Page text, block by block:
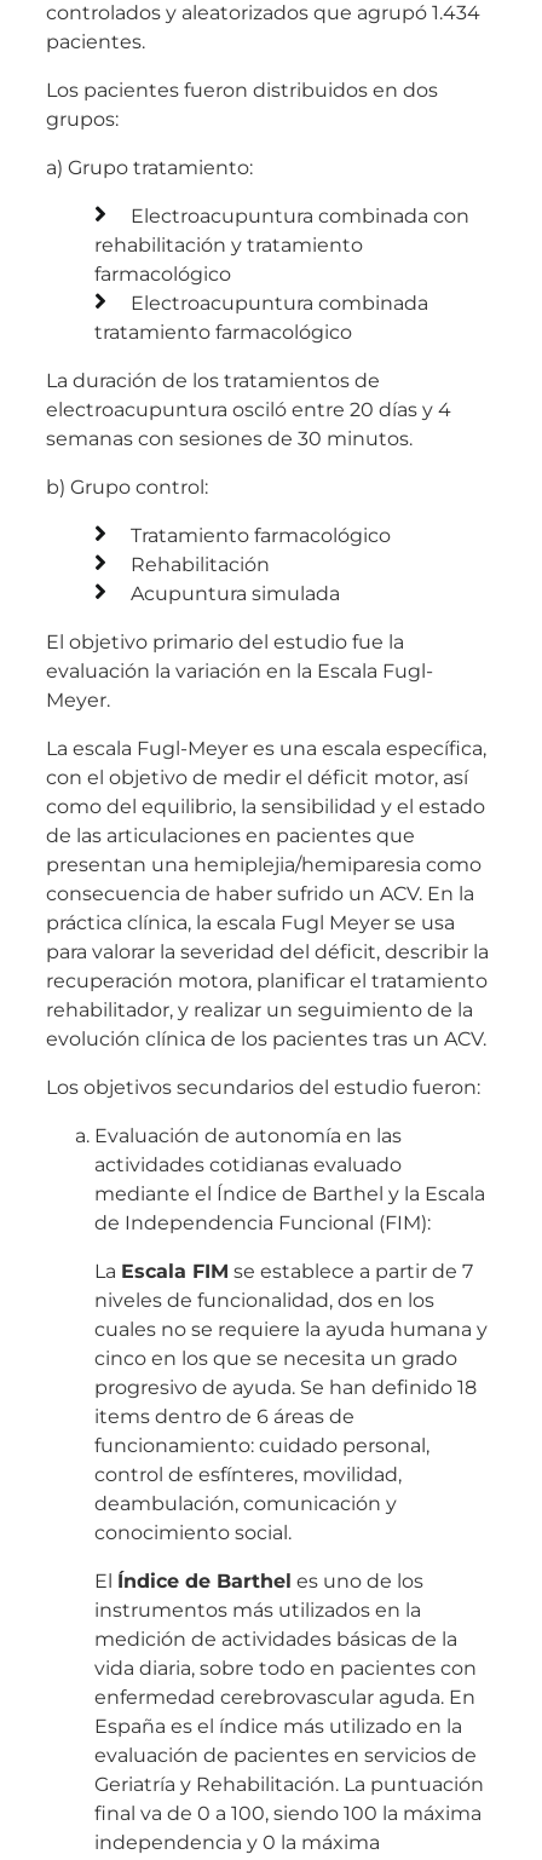
controlados y aleatorizados que agrupó 1.434
pacientes.
Los pacientes fueron distribuidos en dos
grupos:
a) Grupo tratamiento:
Electroacupuntura combinada con
rehabilitación y tratamiento
farmacológico
Electroacupuntura combinada
tratamiento farmacológico
La duración de los tratamientos de
electroacupuntura osciló entre 20 días y 4
semanas con sesiones de 30 minutos.
b) Grupo control:
Tratamiento farmacológico
Rehabilitación
Acupuntura simulada
El objetivo primario del estudio fue la
evaluación la variación en la Escala Fugl-
Meyer.
La escala Fugl-Meyer es una escala específica,
con el objetivo de medir el déficit motor, así
como del equilibrio, la sensibilidad y el estado
de las articulaciones en pacientes que
presentan una hemiplejia/hemiparesia como
consecuencia de haber sufrido un ACV. En la
práctica clínica, la escala Fugl Meyer se usa
para valorar la severidad del déficit, describir la
recuperación motora, planificar el tratamiento
rehabilitador, y realizar un seguimiento de la
evolución clínica de los pacientes tras un ACV.
Los objetivos secundarios del estudio fueron:
Evaluación de autonomía en las
actividades cotidianas evaluado
mediante el Índice de Barthel y la Escala
de Independencia Funcional (FIM):
La Escala FIM se establece a partir de 7
niveles de funcionalidad, dos en los
cuales no se requiere la ayuda humana y
cinco en los que se necesita un grado
progresivo de ayuda. Se han definido 18
items dentro de 6 áreas de
funcionamiento: cuidado personal,
control de esfínteres, movilidad,
deambulación, comunicación y
conocimiento social.
El Índice de Barthel es uno de los
instrumentos más utilizados en la
medición de actividades básicas de la
vida diaria, sobre todo en pacientes con
enfermedad cerebrovascular aguda. En
España es el índice más utilizado en la
evaluación de pacientes en servicios de
Geriatría y Rehabilitación. La puntuación
final va de 0 a 100, siendo 100 la máxima
independencia y 0 la máxima